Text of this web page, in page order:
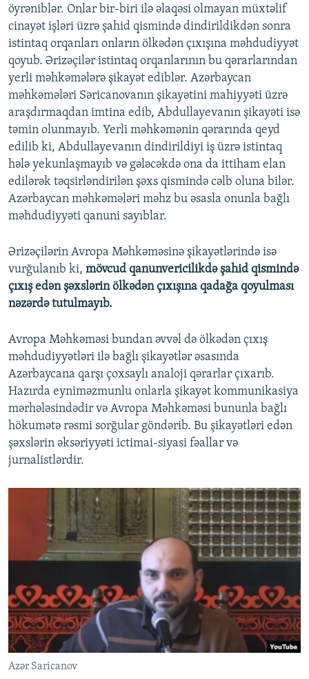
öyrəniblər. Onlar bir-biri ilə əlaqəsi olmayan müxtəlif
cinayət işləri üzrə şahid qismində dindirildikdən sonra
istintaq orqanları onların ölkədən çıxışına məhdudiyyət
qoyub. Ərizəçilər istintaq orqanlarının bu qərarlarından
yerli məhkəmələrə şikayət ediblər. Azərbaycan
məhkəmələri Səricanovanın şikayətini mahiyyəti üzrə
araşdırmaqdan imtina edib, Abdullayevanın şikayəti isə
təmin olunmayıb. Yerli məhkəmənin qərarında qeyd
edilib ki, Abdullayevanın dindirildiyi iş üzrə istintaq
hələ yekunlaşmayıb və gələcəkdə ona da ittiham elan
edilərək təqsirləndirilən şəxs qismində cəlb oluna bilər.
Azərbaycan məhkəmələri məhz bu əsasla onunla bağlı
məhdudiyyəti qanuni sayıblar.
Ərizəçilərin Avropa Məhkəməsinə şikayətlərində isə
vurğulanıb ki, mövcud qanunvericilikdə şahid qismində
çıxış edən şəxslərin ölkədən çıxışına qadağa qoyulması
nəzərdə tutulmayıb.
Avropa Məhkəməsi bundan əvvəl də ölkədən çıxış
məhdudiyyətləri ilə bağlı şikayətlər əsasında
Azərbaycana qarşı çoxsaylı analoji qərarlar çıxarıb.
Hazırda eyniməzmunlu onlarla şikayət kommunikasiya
mərhələsindədir və Avropa Məhkəməsi bununla bağlı
hökumətə rəsmi sorğular göndərib. Bu şikayətləri edən
şəxslərin əksəriyyəti ictimai-siyasi fəallar və
jurnalistlərdir.
Azər Saricanov